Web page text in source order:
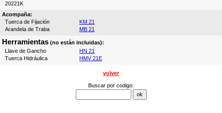
20221K
Acompaña:
Tuerca de Fijación
KM 21
Arandela de Traba
MB 21
Herramientas (no están incluidas):
Llave de Gancho
HN 21
Tuerca Hidráulica
HMV 21E
volver
Buscar por codigo: